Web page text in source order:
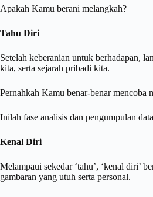
Apakah Kamu berani melangkah?
Tahu Diri
Setelah keberanian untuk berhadapan,
kita, serta sejarah pribadi kita.
Pernahkah Kamu benar-benar mencoba
Inilah fase analisis dan pengumpulan
Kenal Diri
Melampaui sekedar ‘tahu’, ‘kenal diri’
gambaran yang utuh serta personal.